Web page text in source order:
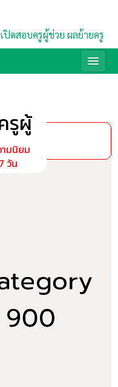
ปิดสอบครูผู้ช่วย ผลย้ายครู
รูผู้
มนิยม
วัน